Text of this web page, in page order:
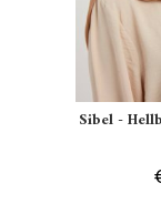
Sibel -